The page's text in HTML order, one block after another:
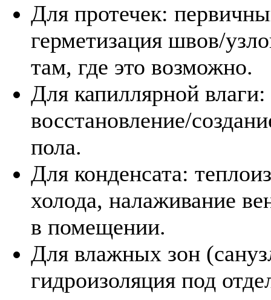
Для протечек:
герметизация швов/
там, где это возможно.
Для капиллярной
восстановление/
пола.
Для конденсата:
холода, налаживание
в помещении.
Для влажных зон
гидроизоляция под